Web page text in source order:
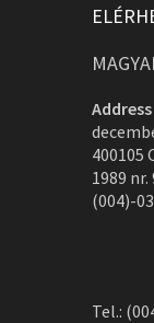
Address
400105
1989
(004)-
Tel.: